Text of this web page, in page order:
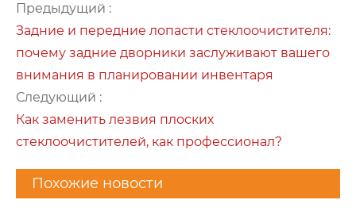
Предыдущий :
Задние и передние лопасти стеклоочистителя:
почему задние дворники заслуживают вашего
внимания в планировании инвентаря
Следующий :
Как заменить лезвия плоских
стеклоочистителей, как профессионал?
Похожие новости